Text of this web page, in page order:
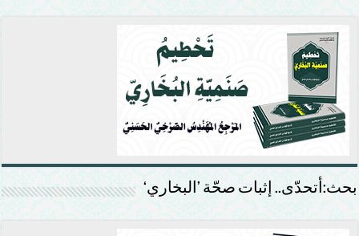
بحث:أتحدّى.. إثبات صحّة ’البخاري‘